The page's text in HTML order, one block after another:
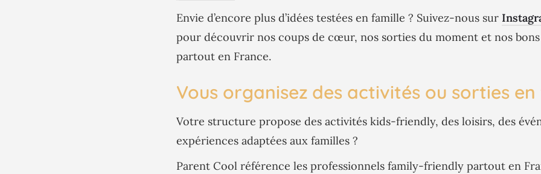
Envie d’encore plus d’idées testées en famille ? Suivez-nous sur
pour découvrir nos coups de cœur, nos sorties du moment et nos
partout en France.
Vous organisez des activités ou sorties
Votre structure propose des activités kids-friendly, des loisirs, des
expériences adaptées aux familles ?
Parent Cool référence les professionnels family-friendly partout en